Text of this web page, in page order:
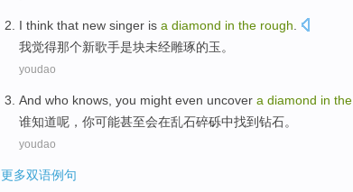
I think that new singer is a diamond in the rough
我觉得那个新歌手是块未经雕琢的玉。
youdao
And who knows you might even uncover a diamond in the
谁知道呢 ， 你可能甚至会在乱石碎砾中找到钻石。
youdao
更多双语例句